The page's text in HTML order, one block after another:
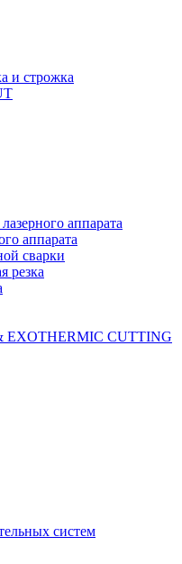
и строжка
аппарата
аппарата
сварки
резка
EXOTHERMIC CUTTING
систем